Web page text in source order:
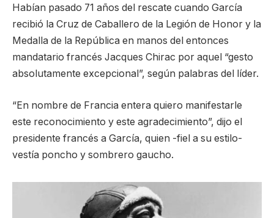
Habían pasado 71 años del rescate cuando García
recibió la Cruz de Caballero de la Legión de Honor y la
Medalla de la República en manos del entonces
mandatario francés Jacques Chirac por aquel “gesto
absolutamente excepcional”, según palabras del líder.
“En nombre de Francia entera quiero manifestarle
este reconocimiento y este agradecimiento”, dijo el
presidente francés a García, quien -fiel a su estilo-
vestía poncho y sombrero gaucho.